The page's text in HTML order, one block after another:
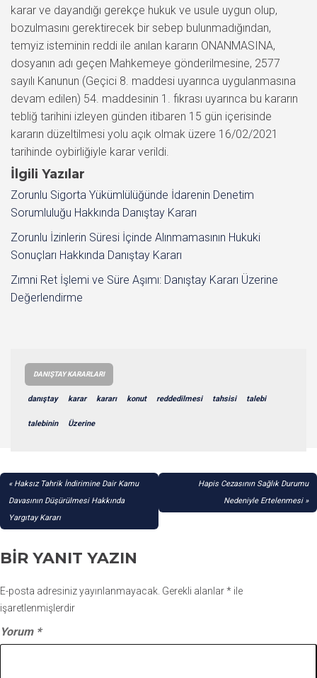
karar ve dayandığı gerekçe hukuk ve usule uygun olup,
bozulmasını gerektirecek bir sebep bulunmadığından,
temyiz isteminin reddi ile anılan kararın ONANMASINA,
dosyanın adı geçen Mahkemeye gönderilmesine, 2577
sayılı Kanunun (Geçici 8. maddesi uyarınca uygulanmasına
devam edilen) 54. maddesinin 1. fıkrası uyarınca bu kararın
tebliğ tarihini izleyen günden itibaren 15 gün içerisinde
kararın düzeltilmesi yolu açık olmak üzere 16/02/2021
tarihinde oybirliğiyle karar verildi.
İlgili Yazılar
Zorunlu Sigorta Yükümlülüğünde İdarenin Denetim
Sorumluluğu Hakkında Danıştay Kararı
Zorunlu İzinlerin Süresi İçinde Alınmamasının Hukuki
Sonuçları Hakkında Danıştay Kararı
Zımni Ret İşlemi ve Süre Aşımı: Danıştay Kararı Üzerine
Değerlendirme
DANIŞTAY KARARLARI
danıştay karar kararı konut reddedilmesi tahsisi talebi
talebinin Üzerine
YAZI
GEZINMESI
Haksız Tahrik İndirimine Dair Kamu
Davasının Düşürülmesi Hakkında
Yargıtay Kararı
Hapis Cezasının Sağlık Durumu
Nedeniyle Ertelenmesi
BIR YANIT YAZIN
E-posta adresiniz yayınlanmayacak. Gerekli alanlar* ile
işaretlenmişlerdir
Yorum *